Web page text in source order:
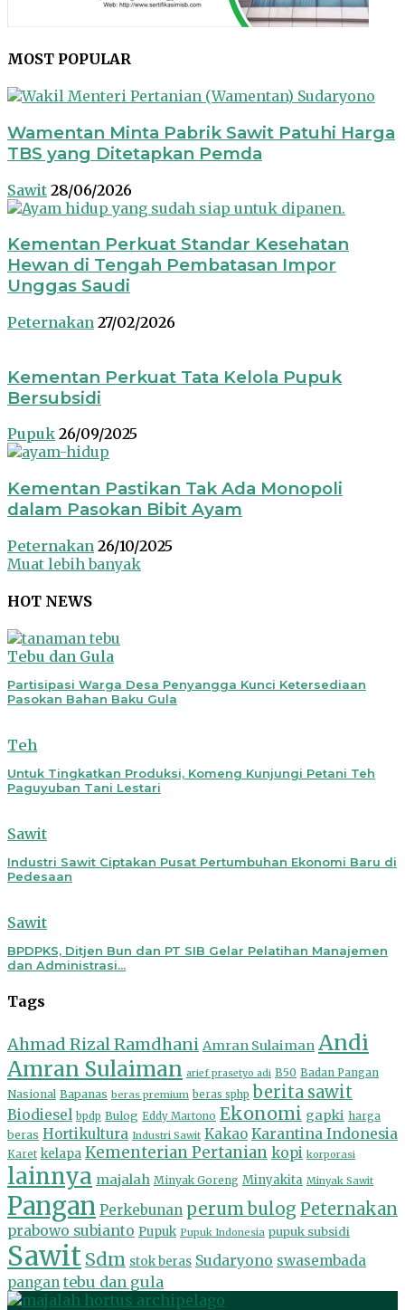
MOST POPULAR
Wamentan Minta Pabrik Sawit Patuhi Harga
TBS yang Ditetapkan Pemda
Sawit 28/06/2026
Kementan Perkuat Standar Kesehatan
Hewan di Tengah Pembatasan Impor
Unggas Saudi
Peternakan 27/02/2026
Kementan Perkuat Tata Kelola Pupuk
Bersubsidi
Pupuk 26/09/2025
Kementan Pastikan Tak Ada Monopoli
dalam Pasokan Bibit Ayam
Peternakan 26/10/2025
Muat lebih banyak
HOT NEWS
Tebu dan Gula
Partisipasi Warga Desa Penyangga Kunci Ketersediaan
Pasokan Bahan Baku Gula
Teh
Untuk Tingkatkan Produksi, Komeng Kunjungi Petani Teh
Paguyuban Tani Lestari
Sawit
Industri Sawit Ciptakan Pusat Pertumbuhan Ekonomi Baru di
Pedesaan
Sawit
BPDPKS, Ditjen Bun dan PT SIB Gelar Pelatihan Manajemen
dan Administrasi...
Tags
Ahmad Rizal Ramdhani Amran Sulaiman Andi
Amran Sulaiman arief prasetyo adi B50 Badan Pangan
Nasional Bapanas beras premium beras sphp berita sawit
Biodiesel bpdp Bulog Eddy Martono Ekonomi gapki harga
beras Hortikultura Industri Sawit Kakao Karantina Indonesia
Karet kelapa Kementerian Pertanian kopi korporasi
lainnya majalah Minyak Goreng Minyakita Minyak Sawit
Pangan Perkebunan perum bulog Peternakan
prabowo subianto Pupuk Pupuk Indonesia pupuk subsidi
Sawit Sdm stok beras Sudaryono swasembada
pangan tebu dan gula